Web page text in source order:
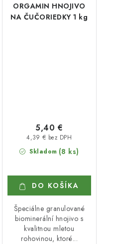
ORGAMIN HNOJIVO
NA ČUČORIEDKY 1 kg
Skladom (8 ks)
4,39 € bez DPH
5,40 €
DO KOŠÍKA
Špeciálne granulované
biominerální hnojivo s
kvalitnou mletou
rohovinou, ktoré...